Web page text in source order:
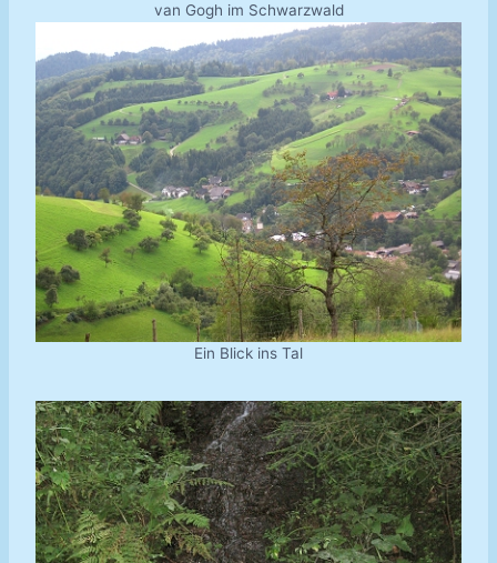
van Gogh im Schwarzwald
Ein Blick ins Tal